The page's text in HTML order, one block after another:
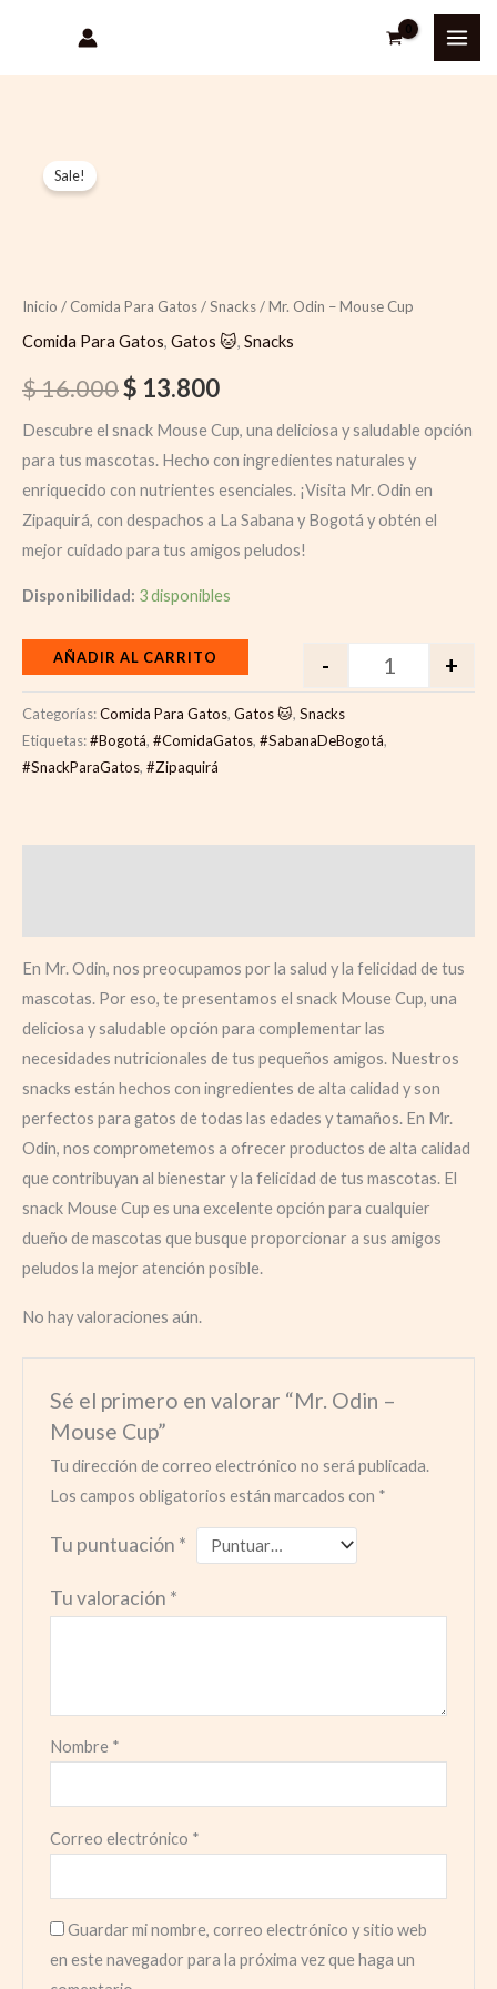
contenido
Sale!
Inicio / Comida Para Gatos/Snacks/ Mr. Odin – Mouse Cup
Comida Para Gatos, Gatos 🐱, Snacks
$16.000
$ 16.000.
$ 13.800
$ 13.800.
Descubre el snack Mouse Cup, una deliciosa y saludable opción
para tus mascotas. Hecho con ingredientes naturales y
enriquecido con nutrientes esenciales. ¡Visita Mr. Odin en
Zipaquirá, con despachos a La Sabana y Bogotá y obtén el
mejor cuidado para tus amigos peludos!
Disponibilidad: 3 disponibles
- +
AÑADIR AL CARRITO
Categorías:Comida Para Gatos, Gatos 🐱, Snacks
Etiquetas:#Bogotá, #ComidaGatos, #SabanaDeBogotá,
#SnackParaGatos, #Zipaquirá
En Mr. Odin, nos preocupamos por la salud y la felicidad de tus
mascotas. Por eso, te presentamos el snack Mouse Cup, una
deliciosa y saludable opción para complementar las
necesidades nutricionales de tus pequeños amigos. Nuestros
snacks están hechos con ingredientes de alta calidad y son
perfectos para gatos de todas las edades y tamaños. En Mr.
Odin, nos comprometemos a ofrecer productos de alta calidad
que contribuyan al bienestar y la felicidad de tus mascotas. El
snack Mouse Cup es una excelente opción para cualquier
dueño de mascotas que busque proporcionar a sus amigos
peludos la mejor atención posible.
No hay valoraciones aún.
Sé el primero en valorar “Mr. Odin –
Mouse Cup”
Tu dirección de correo electrónico no será publicada.
Los campos obligatorios están marcados con *
Tu puntuación *
Tu valoración *
Nombre *
Correo electrónico *
Guardar mi nombre, correo electrónico y sitio web
en este navegador para la próxima vez que haga un